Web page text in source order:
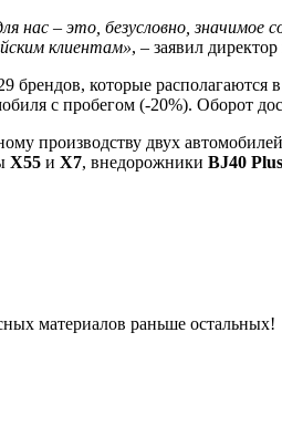
нас – это, безусловно,
клиентам», – заявил
брендов, которые
с пробегом (-20%). Оборот
производству двух автомобилей
X55 и X7, внедорожники BJ40 Plus
материалов раньше остальных!